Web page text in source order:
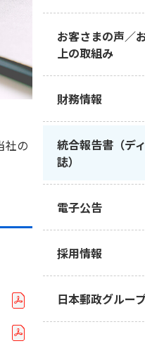
社の
ガバナンス
お客さま本位
基本方針
かんぽ生命の
トップメッセ
マテリアリテ
社会
ガバナンス
お客さまの声／
上の取組み
お客さまの声
向上の取組み
保険契約者等
お客さまから
お客さまから
お客さまの声
善事例
財務情報
統合報告書（デ
誌）
電子公告
採用情報
日本郵政グルー